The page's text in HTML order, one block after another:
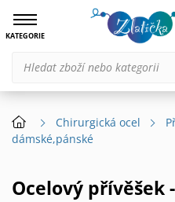
KATEGORIE
Chirurgická ocel
dámské,pánské
Ocelový